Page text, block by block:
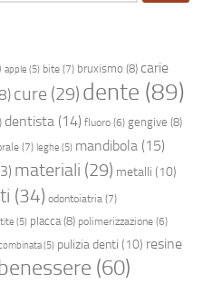
apple (5) bite (7) bruxismo (8) carie
cure (29) dente (89)
dentista (14) fluoro (6) gengive (8)
(7) leghe (5) mandibola (15)
materiali (29) metalli (10)
(34) odontoiatria (7)
(5) placca(8) polimerizzazione (6)
(5) pulizia denti (10) resine
(60)